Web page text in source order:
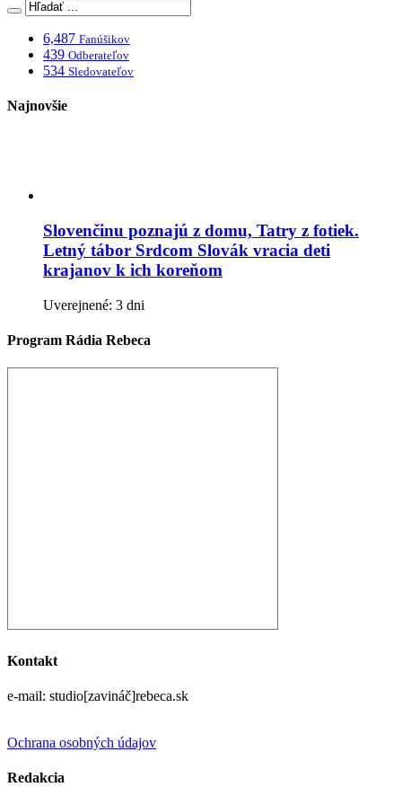
6,487 Fanúšikov
439 Odberateľov
534 Sledovateľov
Najnovšie
Slovenčinu poznajú z domu, Tatry z fotiek.
Letný tábor Srdcom Slovák vracia deti
krajanov k ich koreňom
Uverejnené: 3 dni
Program Rádia Rebeca
Kontakt
e-mail: studio[zavináč]rebeca.sk
Ochrana osobných údajov
Redakcia